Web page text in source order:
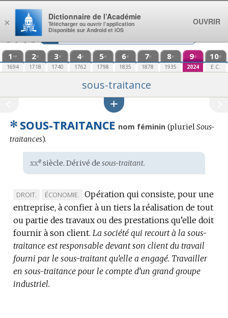
Aller au contenu
1 re
1694
2e
1718
3e
1740
4e
1762
5e
1798
6e
1835
7e
1878
8e
1935
9e
2024
10e
E.C.
sous-traitance
✻ SOUS-TRAITANCE nom féminin (plurielSous-
traitances).
Étymologie
:
xxesiècle. Dérivé de sous-traitant.
MARQUE
DE
DOMAINE
:
DROIT.
MARQUE
DE
DOMAINE
:
ÉCONOMIE.
Opération qui consiste, pour une
entreprise, à confier à un tiers la réalisation de tout
ou partie des travaux ou des prestations qu’elle doit
fournir à son client. La société qui recourt à la sous-
traitance est responsable devant son client du travail
fourni par le sous-traitant qu’elle a engagé. Travailler
en sous-traitance pour le compte d’un grand groupe
industriel.
×
Dictionnaire de l’Académie
Télécharger ou ouvrir l’application
Disponible sur Android et iOS
OUVRIR